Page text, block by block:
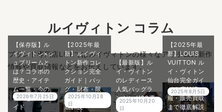
ルイヴィトン コラム
ブランド専門店LIFEではルイヴィトンの様々なアイテムの新作
情報や買取情報などをお伝えしています。
【保存版】ル
イヴィトン×シ
ュプリームと
は？コラボの
歴史・アイテ
ム一覧・今の
価値を徹底ガ
イド
2026年7月25日
【2025年最
新】ルイヴィ
トン新作コレ
クション完全
ガイド｜バッ
グ・財布・限
定アイテム徹
底解説
2025年10月28
日
【最新版】ル
イ・ヴィトン
のレディース
人気バッグラ
ンキング20選
｜プロ解説
2025年10月20
日
【2025年最
新】LOUIS
VUITTON ル
イ・ヴィトン
仙台完全ガイ
ド｜店舗情
報・販売買取
まで徹底解説
2025年8月5日